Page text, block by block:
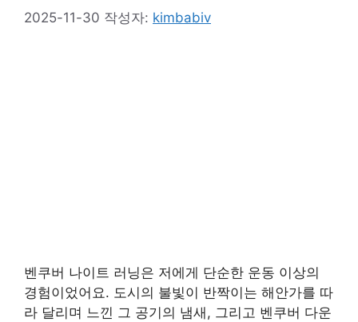
2025-11-30 작성자: kimbabiv
벤쿠버 나이트 러닝은 저에게 단순한 운동 이상의
경험이었어요. 도시의 불빛이 반짝이는 해안가를 따
라 달리며 느낀 그 공기의 냄새, 그리고 벤쿠버 다운